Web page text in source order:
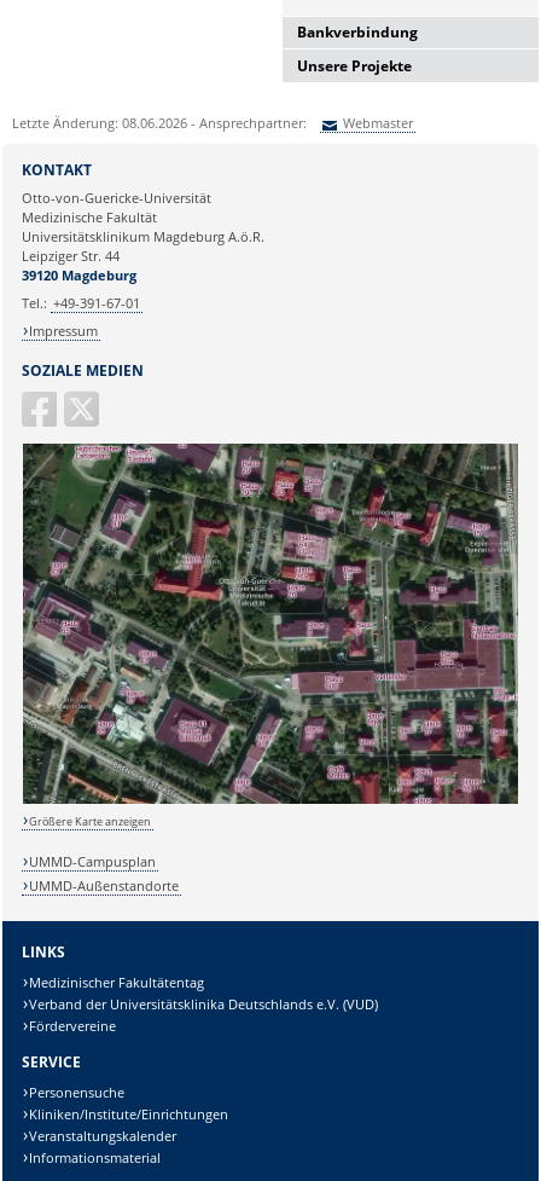
Bankverbindung
Deutsche Apotheker- und
97
Unsere Projekte
Letzte Änderung: 08.06.2026 - Ansprechpartner: Webmaster
Ihre E-Mailadresse:
Ihr Anliegen:
Sicherheitsabfrage:
Lösung:
SOZIALE MEDIEN
KONTAKT
Otto-von-Guericke-Universität
Medizinische Fakultät
Universitätsklinikum Magdeburg A.ö.R.
Leipziger Str. 44
39120 Magdeburg
Tel.: +49-391-67-01
Impressum
Größere Karte anzeigen
UMMD-Campusplan
UMMD-Außenstandorte
LINKS
Medizinischer Fakultätentag
Verband der Universitätsklinika Deutschlands e.V. (VUD)
Fördervereine
SERVICE
Personensuche
Kliniken/Institute/Einrichtungen
Veranstaltungskalender
Informationsmaterial